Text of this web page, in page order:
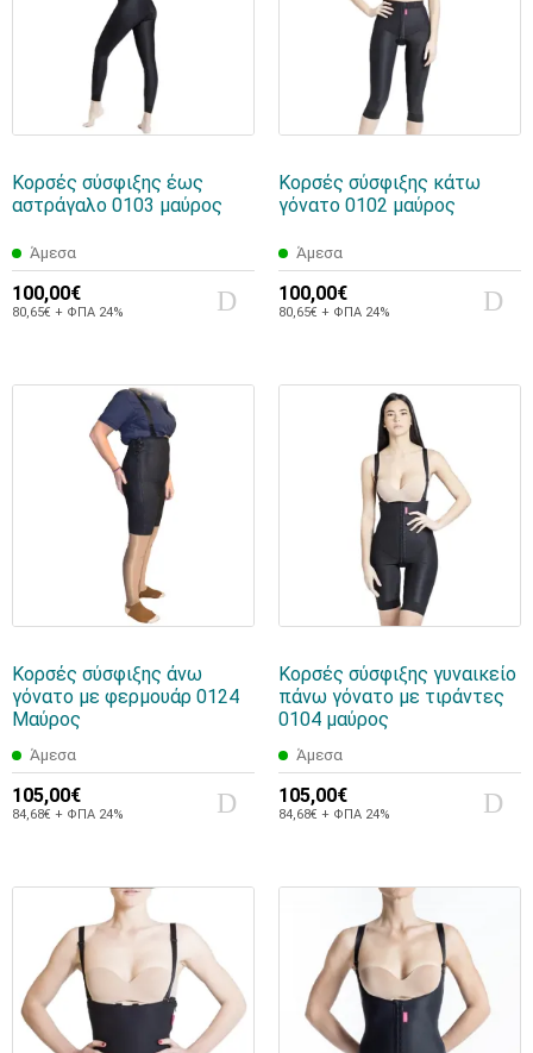
Κορσές σύσφιξης έως
αστράγαλο 0103 μαύρος
Άμεσα
100,00€
80,65€ + ΦΠΑ 24%
Κορσές σύσφιξης κάτω
γόνατο 0102 μαύρος
Άμεσα
100,00€
80,65€ + ΦΠΑ 24%
Κορσές σύσφιξης άνω
γόνατο με φερμουάρ 0124
Μαύρος
Άμεσα
105,00€
84,68€ + ΦΠΑ 24%
Κορσές σύσφιξης γυναικείο
πάνω γόνατο με τιράντες
0104 μαύρος
Άμεσα
105,00€
84,68€ + ΦΠΑ 24%